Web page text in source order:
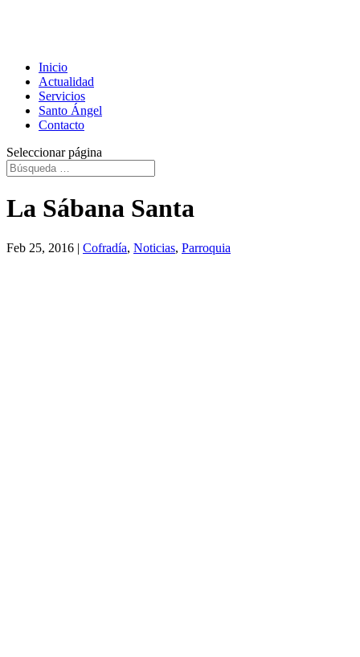
Inicio
Actualidad
Servicios
Santo Ángel
Contacto
Seleccionar página
La Sábana Santa
Feb 25, 2016 | Cofradía, Noticias, Parroquia